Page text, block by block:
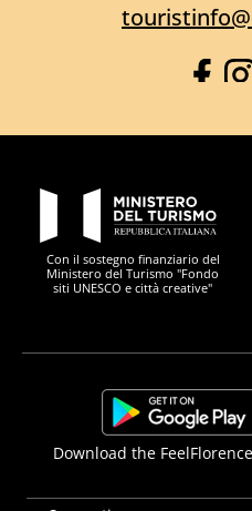
Con il sostegno finanziario del
Ministero del Turismo "Fondo
siti UNESCO e città creative"
https://
Download the